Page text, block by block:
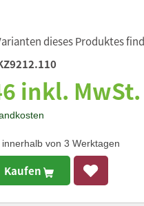
dieses Produktes
inkl. MwSt.
innerhalb von 3 Werktagen
Kaufen